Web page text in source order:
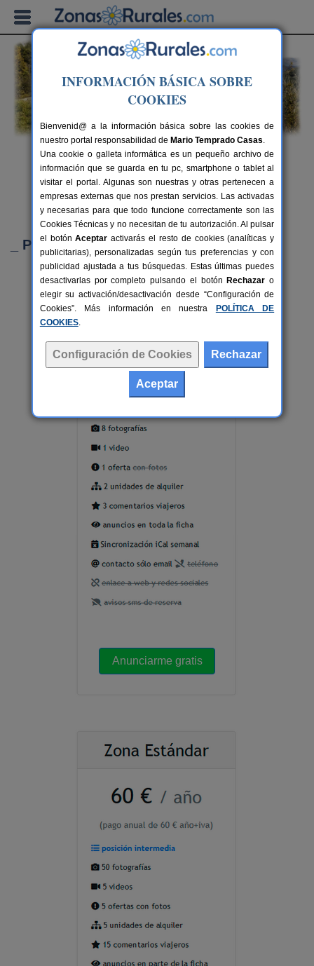
Planes y precios Información principal
Preguntas frecuentes Lo que dicen de nosotros
_ Planes y precios
Anunciarme gratis
INFORMACIÓN BÁSICA SOBRE
COOKIES
Bienvenid@ a la información básica sobre las cookies de
nuestro portal responsabilidad de Mario Temprado Casas.
Una cookie o galleta informática es un pequeño archivo de
información que se guarda en tu pc, smartphone o tablet al
visitar el portal. Algunas son nuestras y otras pertenecen a
empresas externas que nos prestan servicios. Las activadas
y necesarias para que todo funcione correctamente son las
Cookies Técnicas y no necesitan de tu autorización. Al pulsar
el botónAceptar activarás el resto de cookies (analíticas y
publicitarias), personalizadas según tus preferencias y con
publicidad ajustada a tus búsquedas. Estas últimas puedes
desactivarlas por completo pulsando el botón Rechazar o
elegir su activación/desactivación desde “Configuración de
Cookies”. Más información en nuestra
POLÍTICA DE
COOKIES.